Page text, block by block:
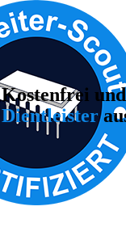
Kostenfrei
Dientleister